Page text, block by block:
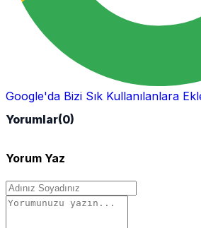
Google'da Bizi Sık Kullanılanlara
Yorumlar(0)
Yorum Yaz